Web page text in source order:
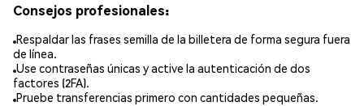
Consejos profesionales:
Respaldar las frases semilla de la billetera de forma segura fuera
de línea.
Use contraseñas únicas y active la autenticación de dos
factores (2FA).
Pruebe transferencias primero con cantidades pequeñas.